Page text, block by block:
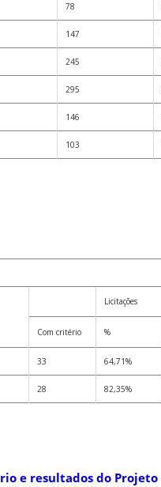
78
147
245
295
146
103
Licitações
Com critério %
33 64,71%
28 82,35%
e resultados do Projeto